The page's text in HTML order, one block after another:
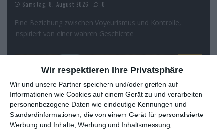
Wir respektieren Ihre Privatsphäre
Wir und unsere Partner speichern und/oder greifen auf
Informationen wie Cookies auf einem Gerät zu und verarbeiten
personenbezogene Daten wie eindeutige Kennungen und
Standardinformationen, die von einem Gerät für personalisierte
Werbung und Inhalte, Werbung und Inhaltsmessung,
Samstag, 8. August 2026
0
Eine Beziehung zwischen Voyeurismus und Kontrolle,
inspiriert von einer wahren Geschichte